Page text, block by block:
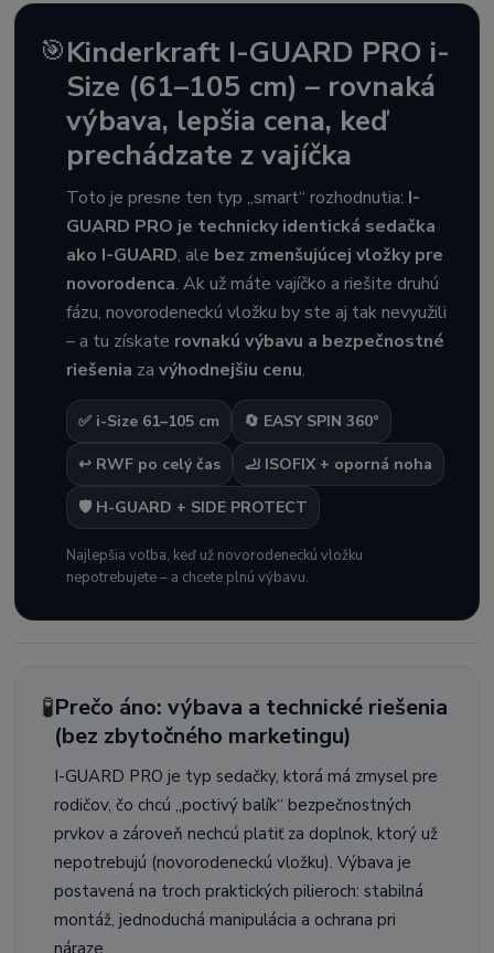
🎯Kinderkraft I-GUARD PRO i-
Size (61–105 cm) – rovnaká
výbava, lepšia cena, keď
prechádzate z vajíčka
Toto je presne ten typ „smart“ rozhodnutia: I-
GUARD PRO je technicky identická sedačka
ako I-GUARD, ale bez zmenšujúcej vložky pre
novorodenca. Ak už máte vajíčko a riešite druhú
fázu, novorodeneckú vložku by ste aj tak nevyužili
– a tu získate rovnakú výbavu a bezpečnostné
riešenia zavýhodnejšiu cenu.
✅ i-Size 61–105 cm 🔄 EASY SPIN 360°
↩️ RWF po celý čas 🦶 ISOFIX + oporná noha
🛡️ H-GUARD + SIDE PROTECT
Najlepšia voľba, keď už novorodeneckú vložku
nepotrebujete – a chcete plnú výbavu.
🧪Prečo áno: výbava a technické riešenia
(bez zbytočného marketingu)
I-GUARD PRO je typ sedačky, ktorá má zmysel pre
rodičov, čo chcú „poctivý balík“ bezpečnostných
prvkov a zároveň nechcú platiť za doplnok, ktorý už
nepotrebujú (novorodeneckú vložku). Výbava je
postavená na troch praktických pilieroch: stabilná
montáž, jednoduchá manipulácia a ochrana pri
náraze.